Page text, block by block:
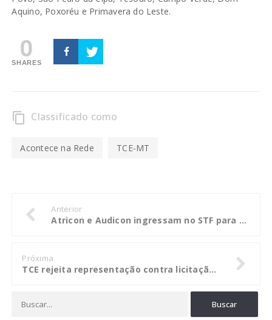
Aquino, Poxoréu e Primavera do Leste.
0
SHARES
content_copy Classificado como
Acontece na Rede TCE-MT
Anterior
Atricon e Audicon ingressam no STF para que conselheiros-substitutos completem Pleno do TCE-RJ
Próxima
TCE rejeita representação contra licitação para coleta de resíduos hospitalares